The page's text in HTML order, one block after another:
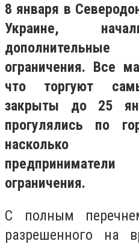
8 января в
Украине,
ограничения. Все
что торгуют
закрыты до 25
прогулялись по
насколько
ограничения.
С полным
разрешенного на